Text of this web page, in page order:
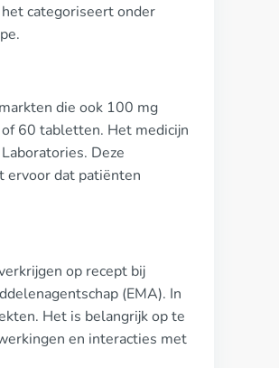
categoriseert onder
die ook 100 mg
60 tabletten. Het medicijn
Deze
ervoor dat patiënten
op recept bij
(EMA). In
Het is belangrijk op te
en interacties met